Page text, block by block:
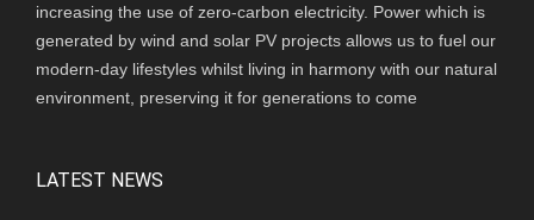
increasing the use of zero-carbon electricity. Power which is
generated by wind and solar PV projects allows us to fuel our
modern-day lifestyles whilst living in harmony with our natural
environment, preserving it for generations to come
LATEST NEWS